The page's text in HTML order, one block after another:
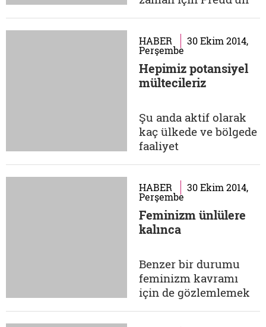
Taliban...
yuvası olmuştur. Bu
tekinsiz çatı
katlarının en ünlüsü
Charlotte Bronte'nin
romanında, Jane
Eyre'nin rakibi olarak
algıladığımız 'eski deli
eş',...
HABER 30 Ekim 2014,
Perşembe
Hepimiz potansiyel
mültecileriz
Şu anda aktif olarak
kaç ülkede ve bölgede
faaliyet
Doktorları, bugüne
kadar çoğunluğu acil
durumlarda
yürüttüğümüz
dört kıtada 44 ülkeye
tıbbi ve insani yardım
ulaştırdı. (Türkiye,
Sudan, Inguşetya,...
HABER 30 Ekim 2014,
Perşembe
Feminizm ünlülere
kalınca
Benzer bir durumu
feminizm kavramı
için de gözlemlemek